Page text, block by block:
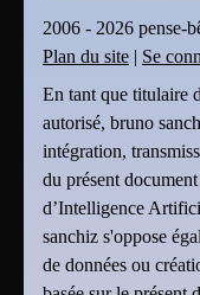
2006 - 2026 pense-
Plan du site | Se
En tant que titulaire
autorisé, bruno
intégration,
du présent
d’Intelligence
sanchiz s'oppose
de données ou